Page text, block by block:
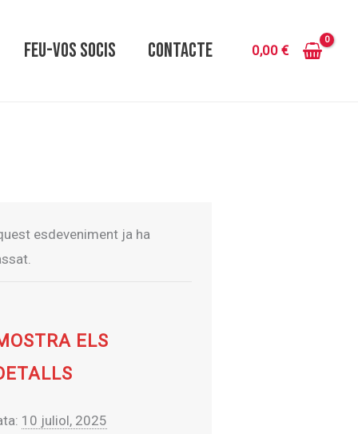
FEU-VOS SOCIS CONTACTE 0,00€
esdeveniment ja ha
ELS
10 juliol, 2025